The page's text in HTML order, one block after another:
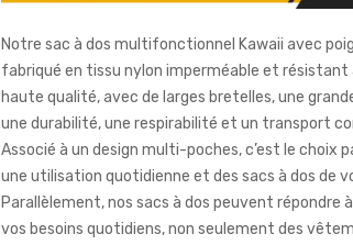
Notre sac à dos multifonctionnel Kawaii avec
fabriqué en tissu nylon imperméable et résistant
haute qualité, avec de larges bretelles, une
une durabilité, une respirabilité et un transport
Associé à un design multi-poches, c’est le choix
une utilisation quotidienne et des sacs à dos de
Parallèlement, nos sacs à dos peuvent répondre
vos besoins quotidiens, non seulement des